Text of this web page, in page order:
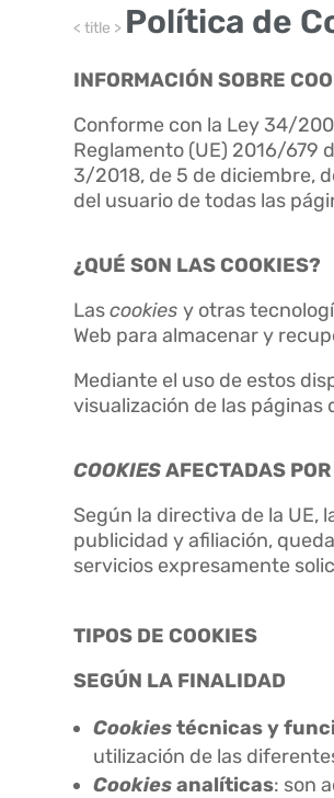
< title > Política de
INFORMACIÓN SOBRE
Conforme con la Ley 34/
Reglamento (UE) 2016/679
3/2018, de 5 de diciembre,
del usuario de todas las
¿QUÉ SON LAS COOKIES?
Lascookiesy otras
Web para almacenar y
Mediante el uso de estos
visualización de las
COOKIESAFECTADAS
Según la directiva de la UE,
publicidad y afiliación,
servicios expresamente
TIPOS DE COOKIES
SEGÚN LA FINALIDAD
Cookiestécnicas y
utilización de las
Cookiesanalíticas: son